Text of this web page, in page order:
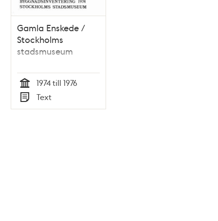
Gamla Enskede /
Stockholms
stadsmuseum
Tid
1974 till 1976
Typ
Text